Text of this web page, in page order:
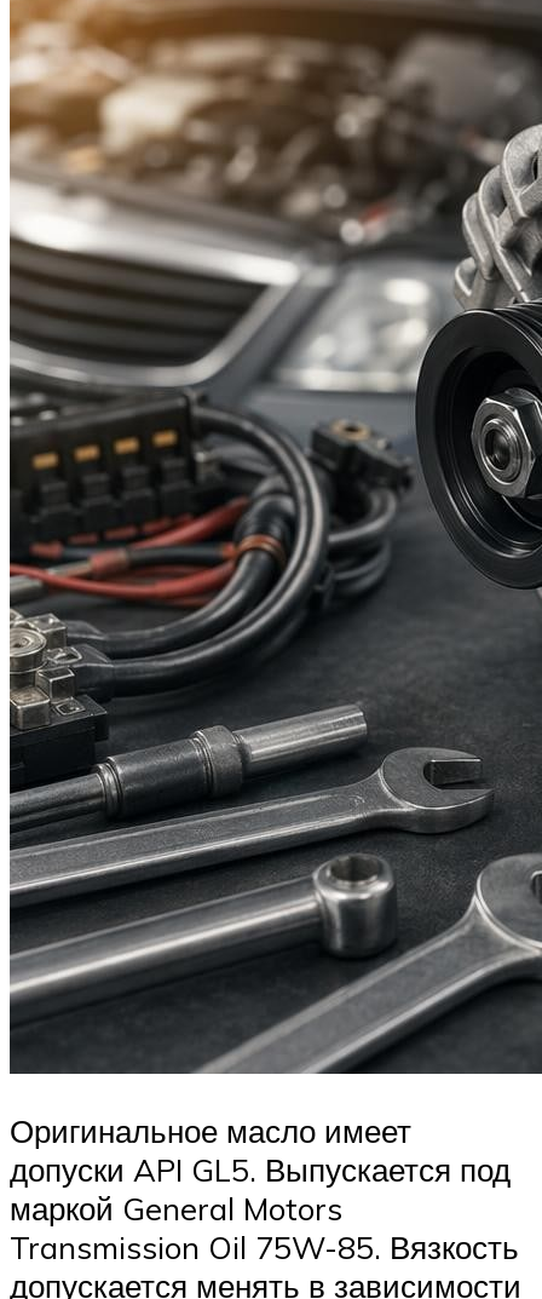
Оригинальное масло имеет
допуски API GL5. Выпускается под
маркой General Motors
Transmission Oil 75W-85. Вязкость
допускается менять в зависимости